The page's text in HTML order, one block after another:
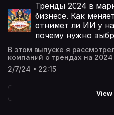
темы. Также при создании
упомянутые материалы.
https://t.me/
https://vk.com/
https://www.youtube.com/
https://dzen.ru/v_kobilinskaya
Тренды 2024 в
бизнесе. Как
отнимет ли ИИ у
почему нужно
В этом выпуске я
компаний о трендах на 2024
контенте и бизнесе.
графиками и цифрами можно
https://t.me/
https://vk.com/
https://www.youtube.com/
2/7/24 • 22:15
View